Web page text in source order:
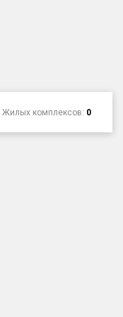
Жилых комплексов: 0